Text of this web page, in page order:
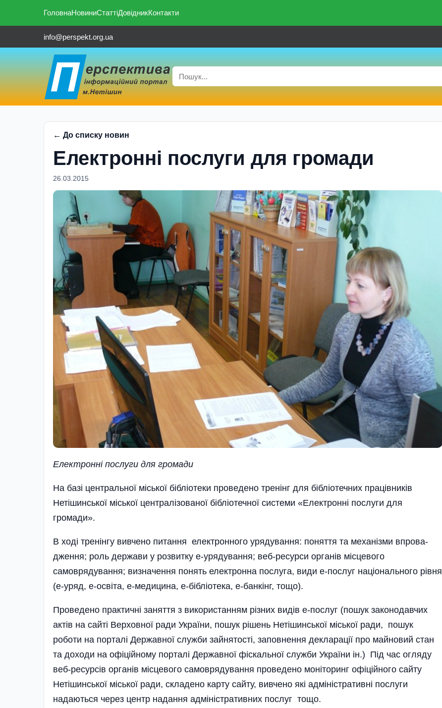
ГоловнаНовиниСтаттіДовідникКонтакти
info@perspekt.org.ua
← До списку новин
Електронні послуги для громади
26.03.2015
Електронні послуги для громади
На базі центральної міської бібліотеки проведено тренінг для бібліотечних працівників
Нетішинської міської централізованої бібліотечної системи «Електронні послуги для
громади».
В ході тренінгу вивчено питання електронного урядування: поняття та механізми впрова­
дження; роль держави у розвитку е-урядування; веб-ресурси органів місцевого
самоврядування; визначення понять електронна послуга, види е-послуг національного рівня
(е-уряд, е-освіта, е-медицина, е-бібліотека, е-банкінг, тощо).
Проведено практичні заняття з використанням різних видів е-послуг (пошук законодавчих
актів на сайті Верховної ради України, пошук рішень Нетішинської міської ради, пошук
роботи на порталі Державної служби зайнятості, заповнення декларації про майновий стан
та доходи на офіційному порталі Державної фіскальної служби України ін.) Під час огляду
веб-ресурсів органів місцевого самоврядування проведено моніторинг офіційного сайту
Нетішинської міської ради, складено карту сайту, вивчено які адміністративні послуги
надаються через центр надання адміністративних послуг тощо.